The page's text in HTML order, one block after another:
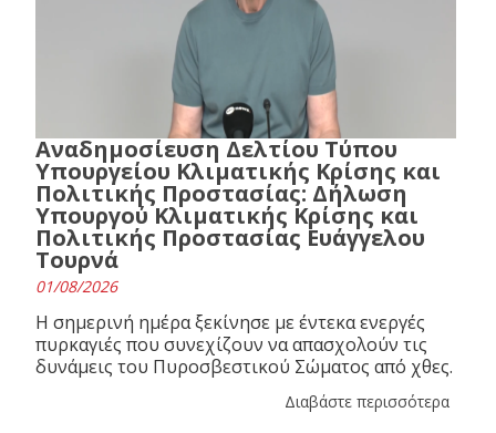
Αναδημοσίευση Δελτίου Τύπου
Υπουργείου Κλιματικής Κρίσης και
Πολιτικής Προστασίας: Δήλωση
Υπουργού Κλιματικής Κρίσης και
Πολιτικής Προστασίας Ευάγγελου
Τουρνά
01/08/2026
Η σημερινή ημέρα ξεκίνησε με έντεκα ενεργές
πυρκαγιές που συνεχίζουν να απασχολούν τις
δυνάμεις του Πυροσβεστικού Σώματος από χθες.
Διαβάστε περισσότερα